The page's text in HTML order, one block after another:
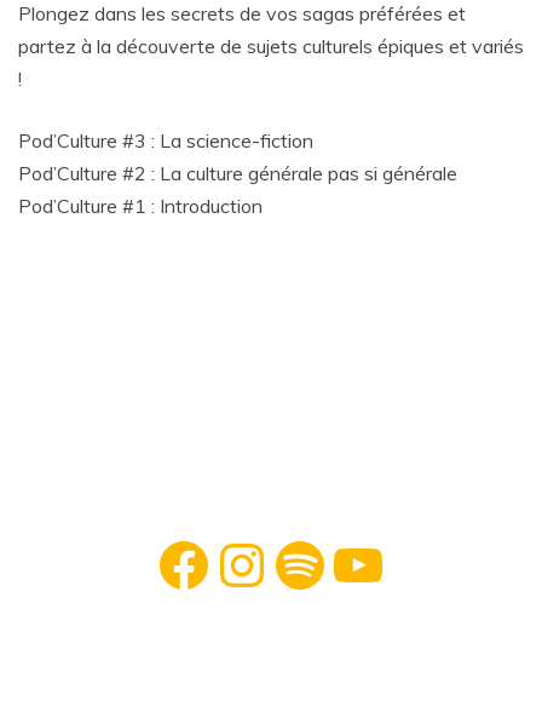
Plongez dans les secrets de vos sagas préférées et
partez à la découverte de sujets culturels épiques et variés
!
Pod’Culture #3 : La science-fiction
Pod’Culture #2 : La culture générale pas si générale
Pod’Culture #1 : Introduction
Facebook InstagramSpotify YouTube